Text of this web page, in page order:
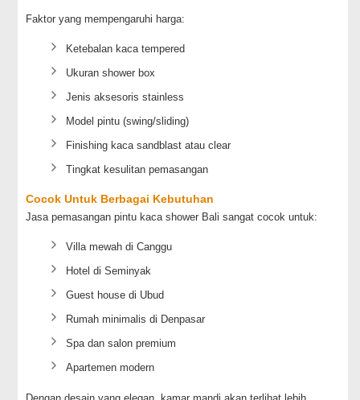
Faktor yang mempengaruhi harga:
Ketebalan kaca tempered
Ukuran shower box
Jenis aksesoris stainless
Model pintu (swing/sliding)
Finishing kaca sandblast atau clear
Tingkat kesulitan pemasangan
Cocok Untuk Berbagai Kebutuhan
Jasa pemasangan pintu kaca shower Bali sangat cocok untuk:
Villa mewah di Canggu
Hotel di Seminyak
Guest house di Ubud
Rumah minimalis di Denpasar
Spa dan salon premium
Apartemen modern